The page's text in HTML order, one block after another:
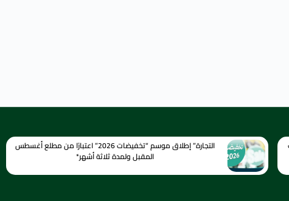
التجارة” إطلاق موسم “تخفيضات 2026” اعتبارًا من مطلع أغسطس
المقبل ولمدة ثلاثة أشهر*